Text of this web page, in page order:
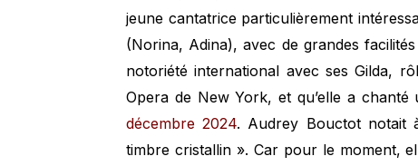
jeune cantatrice particulièrement
(Norina, Adina), avec de grandes
notoriété international avec ses Gilda,
Opera de New York, et qu’elle a
décembre 2024. Audrey Bouctot notait
timbre cristallin ». Car pour le moment,